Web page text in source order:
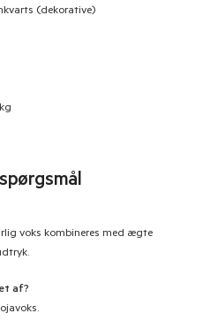
(dekorative)
voks kombineres med ægte
af?